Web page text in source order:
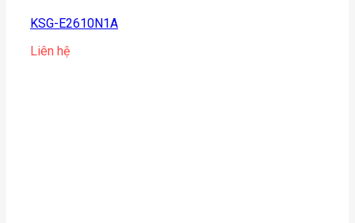
KSG-E2610N1A
Liên hệ